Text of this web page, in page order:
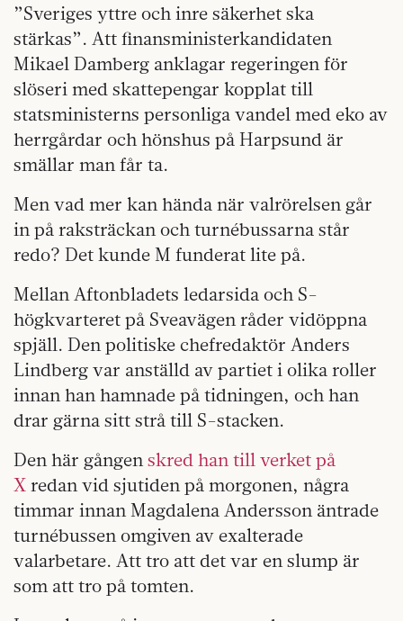
”Sveriges yttre och inre säkerhet ska
stärkas”. Att finansministerkandidaten
Mikael Damberg anklagar regeringen för
slöseri med skattepengar kopplat till
statsministerns personliga vandel med eko av
herrgårdar och hönshus på Harpsund är
smällar man får ta.
Men vad mer kan hända när valrörelsen går
in på raksträckan och turnébussarna står
redo? Det kunde M funderat lite på.
Mellan Aftonbladets ledarsida och S-
högkvarteret på Sveavägen råder vidöppna
spjäll. Den politiske chefredaktör Anders
Lindberg var anställd av partiet i olika roller
innan han hamnade på tidningen, och han
drar gärna sitt strå till S-stacken.
Den här gången skred han till verket på
X redan vid sjutiden på morgonen, några
timmar innan Magdalena Andersson äntrade
turnébussen omgiven av exalterade
valarbetare. Att tro att det var en slump är
som att tro på tomten.